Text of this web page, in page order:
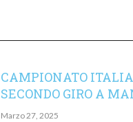
CAMPIONATO
SECONDO GIRO A
Marzo 27, 2025